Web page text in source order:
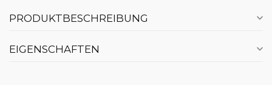
PRODUKTBESCHREIBUNG
EIGENSCHAFTEN